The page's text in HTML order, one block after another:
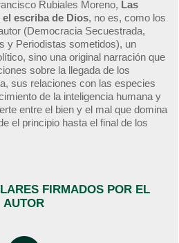
Rubiales Moreno, Las
escriba de Dios, no es, como los
(Democracia Secuestrada,
y Periodistas sometidos), un
sino una original narración que
sobre la llegada de los
sus relaciones con las especies
de la inteligencia humana y
entre el bien y el mal que domina
el principio hasta el final de los
FIRMADOS POR EL
AUTOR